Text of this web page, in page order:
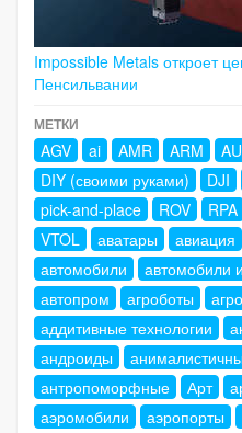
Impossible Metals откроет
Пенсильвании
МЕТКИ
AGV ai AMR ARM
DIY (своими руками)
DJI
pick-and-place
ROV RPA
VTOL
аватары авиация
автомобили
автомобили
автопром
агроботы
аддитивные технологии
андроиды
антропоморфные
Арт
аэромобили
аэропорты